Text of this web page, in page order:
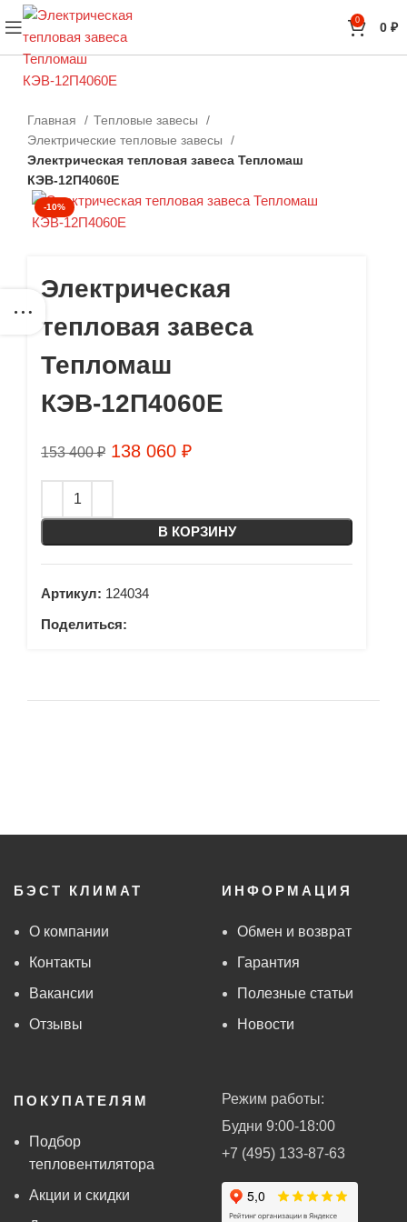
0 0 ₽
Главная
Тепловые завесы
Электрические тепловые завесы
Электрическая тепловая завеса Тепломаш
КЭВ-12П4060Е
-10%
Электрическая
тепловая завеса
Тепломаш
КЭВ-12П4060Е
153 400₽ 138 060 ₽
В КОРЗИНУ
Артикул: 124034
Поделиться:
БЭСТ КЛИМАТ
О компании
Контакты
Вакансии
Отзывы
ИНФОРМАЦИЯ
Обмен и возврат
Гарантия
Полезные статьи
Новости
ПОКУПАТЕЛЯМ
Подбор
тепловентилятора
Акции и скидки
Режим работы:
Будни 9:00-18:00
+7 (495) 133-87-63